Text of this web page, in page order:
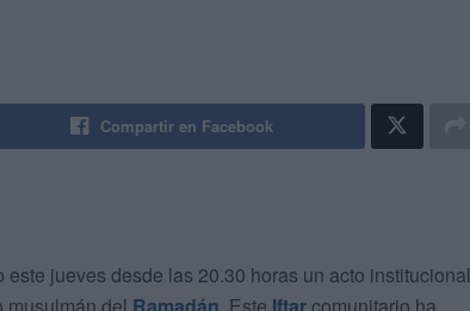
Compartir en Facebook
jueves desde las 20.30 horas un acto institucional